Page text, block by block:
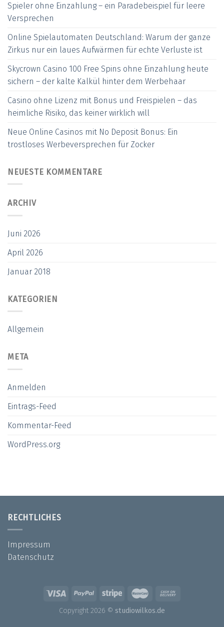
Spieler ohne Einzahlung – ein Paradebeispiel für leere
Versprechen
Online Spielautomaten Deutschland: Warum der ganze
Zirkus nur ein laues Aufwärmen für echte Verluste ist
Skycrown Casino 100 Free Spins ohne Einzahlung heute
sichern – der kalte Kalkül hinter dem Werbehaar
Casino ohne Lizenz mit Bonus und Freispielen – das
heimliche Risiko, das keiner wirklich will
Neue Online Casinos mit No Deposit Bonus: Ein
trostloses Werbeversprechen für Zocker
NEUESTE KOMMENTARE
ARCHIV
Juni 2026
April 2026
Januar 2018
KATEGORIEN
Allgemein
META
Anmelden
Eintrags-Feed
Kommentar-Feed
WordPress.org
RECHTLICHES
Impressum
Datenschutz
Copyright 2026 © studiowilkos.de